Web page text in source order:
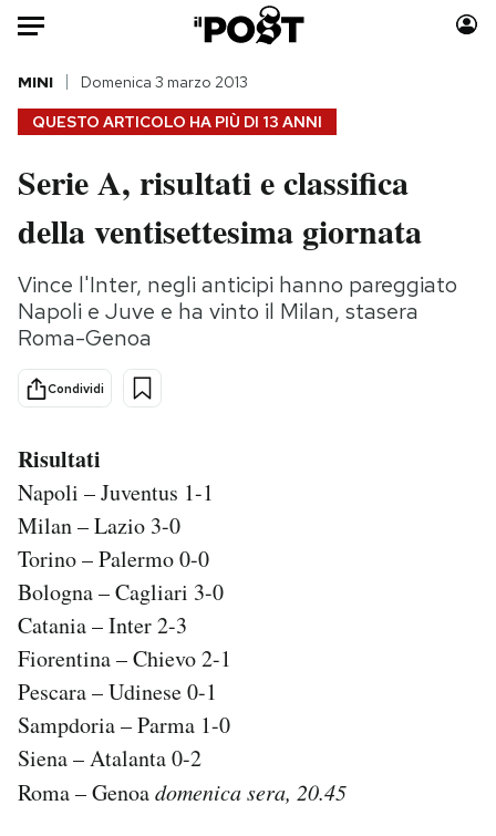
HOME
Italia
Politica
Tecnologia
Internet
Scienza
Cultura
Economia
Moda
Consumismi
Storie/Idee
Ok Boomer!
PODCAST
NEWSLETTER
I MIEI PREFERITI
SHOP
QUESTO ARTICOLO HA PIÙ DI 13 ANNI
MINI Domenica 3 marzo 2013
Serie A, risultati e classifica
della ventisettesima giornata
Vince l'Inter, negli anticipi hanno pareggiato
Napoli e Juve e ha vinto il Milan, stasera
Roma-Genoa
Condividi
Risultati
Napoli – Juventus 1-1
Milan – Lazio 3-0
Torino – Palermo 0-0
Bologna – Cagliari 3-0
Catania – Inter 2-3
Fiorentina – Chievo 2-1
Pescara – Udinese 0-1
Sampdoria – Parma 1-0
Siena – Atalanta 0-2
Roma – Genoadomenica sera, 20.45